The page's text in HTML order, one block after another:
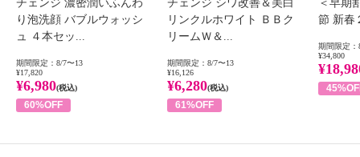
チェンジ 濃密潤いふんわ
り泡洗顔 バブルウォッシ
ュ ４本セッ...
期間限定：8/7〜13
¥17,820
¥6,980(税込)
60%OFF
チェンジ シワ改善＆美白
リンクルホワイト ＢＢク
リームＷ＆...
期間限定：8/7〜13
¥16,126
¥6,280(税込)
61%OFF
＜早期
節 新春
期間限定：
¥34,800